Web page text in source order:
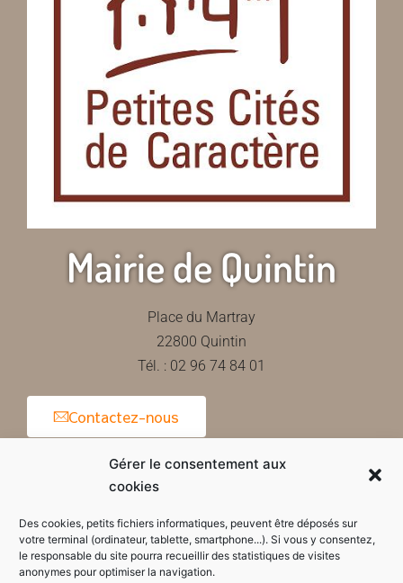
Gérer le consentement aux
cookies
Des cookies, petits fichiers informatiques, peuvent être déposés sur
votre terminal (ordinateur, tablette, smartphone...). Si vous y consentez,
le responsable du site pourra recueillir des statistiques de visites
anonymes pour optimiser la navigation.
Mairie de Quintin
Place du Martray
22800 Quintin
Tél. : 02 96 74 84 01
Contactez-nous
Horaires d'ouverture de la mairie